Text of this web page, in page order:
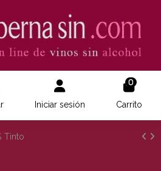
Iniciar sesión
0
Carrito
Tinto